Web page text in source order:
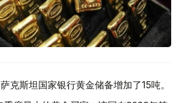
克斯坦国家银行黄金储备增加了15吨。